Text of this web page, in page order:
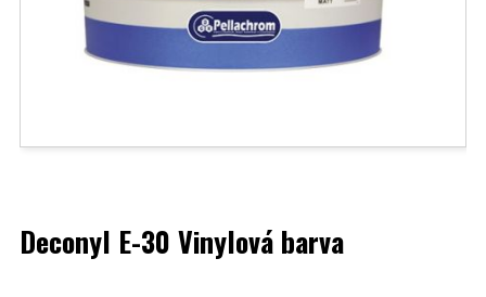
Deconyl E-30 Vinylová barva